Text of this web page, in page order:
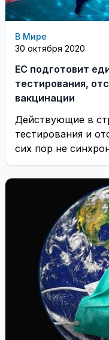
В Мире
30 октября 2020
ЕС подготовит
тестирования,
вакцинации
Действующие в
тестирования и
сих пор не